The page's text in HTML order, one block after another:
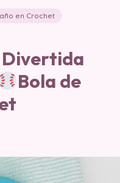
en Crochet
Divertida
Bola de